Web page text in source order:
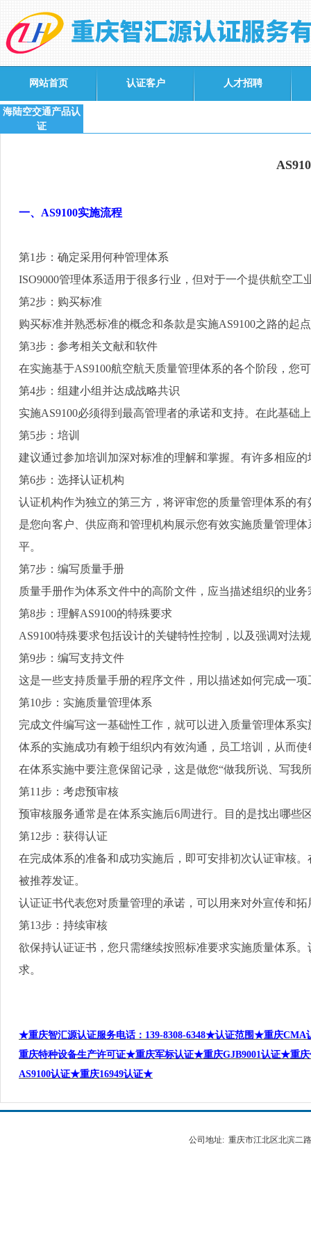
网站首页 认证客户 人才招聘
海陆空交通产品认
证
一、 AS9100实施流程
第1 步：确定采用何种管理体系
ISO9000管理体系适用于很多行业，但对于一个提供航空工
第2步：购买标准
购买标准并熟悉标准的概念和条款是实施AS9100之路的起
第3步：参考相关文献和软件
在实施基于AS9100航空航天质量管理体系的各个阶段，您
第4步：组建小组并达成战略共识
实施AS9100必须得到最高管理者的承诺和支持。在此基础
第5步：培训
建议通过参加培训加深对标准的理解和掌握。有许多相应
第6步：选择认证机构
认证机构作为独立的第三方，将评审您的质量管理体系的
是您向客户、供应商和管理机构展示您有效实施质量管理
平。
第7步：编写质量手册
质量手册作为体系文件中的高阶文件，应当描述组织的业
第8步：理解AS9100的特殊要求
AS9100特殊要求包括设计的关键特性控制，以及强调对法规
第9步：编写支持文件
这是一些支持质量手册的程序文件，用以描述如何完成一
第10步：实施质量管理体系
完成文件编写这一基础性工作，就可以进入质量管理体系实
体系的实施成功有赖于组织内有效沟通，员工培训，从而
在体系实施中要注意保留记录，这是做您“做我所说、写我
第11 步：考虑预审核
预审核服务通常是在体系实施后6周进行。目的是找出哪些
第12步：获得认证
在完成体系的准备和成功实施后，即可安排初次认证审核
被推荐发证。
认证证书代表您对质量管理的承诺，可以用来对外宣传和拓
第13步：持续审核
欲保持认证证书，您只需继续按照标准要求实施质量体系
求。
★重庆智汇源认证服务电话： 139-8308-6348★认证范围★重庆CMA
重庆特种设备生产许可证★重庆军标认证★重庆GJB9001认证★重
AS9100认证★重庆16949认证★
公司地址: 重庆市江北区北滨二